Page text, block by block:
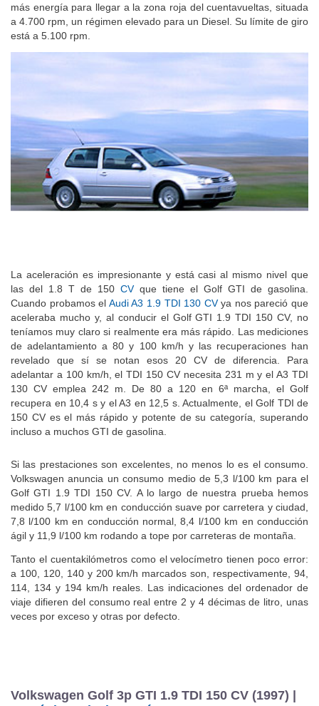
más energía para llegar a la zona roja del cuentavueltas, situada
a 4.700 rpm, un régimen elevado para un Diesel. Su límite de giro
está a 5.100 rpm.
La aceleración es impresionante y está casi al mismo nivel que
las del 1.8 T de 150 CVque tiene el Golf GTI de gasolina.
Cuando probamos el Audi A3 1.9 TDI 130 CVya nos pareció que
aceleraba mucho y, al conducir el Golf GTI 1.9 TDI 150 CV, no
teníamos muy claro si realmente era más rápido. Las mediciones
de adelantamiento a 80 y 100 km/h y las recuperaciones han
revelado que sí se notan esos 20 CV de diferencia. Para
adelantar a 100 km/h, el TDI 150 CV necesita 231 m y el A3 TDI
130 CV emplea 242 m. De 80 a 120 en 6ª marcha, el Golf
recupera en 10,4 s y el A3 en 12,5 s. Actualmente, el Golf TDI de
150 CV es el más rápido y potente de su categoría, superando
incluso a muchos GTI de gasolina.
Si las prestaciones son excelentes, no menos lo es el consumo.
Volkswagen anuncia un consumo medio de 5,3 l/100 km para el
Golf GTI 1.9 TDI 150 CV. A lo largo de nuestra prueba hemos
medido 5,7 l/100 km en conducción suave por carretera y ciudad,
7,8 l/100 km en conducción normal, 8,4 l/100 km en conducción
ágil y 11,9 l/100 km rodando a tope por carreteras de montaña.
Tanto el cuentakilómetros como el velocímetro tienen poco error:
a 100, 120, 140 y 200 km/h marcados son, respectivamente, 94,
114, 134 y 194 km/h reales. Las indicaciones del ordenador de
viaje difieren del consumo real entre 2 y 4 décimas de litro, unas
veces por exceso y otras por defecto.
Volkswagen Golf 3p GTI 1.9 TDI 150 CV (1997) |